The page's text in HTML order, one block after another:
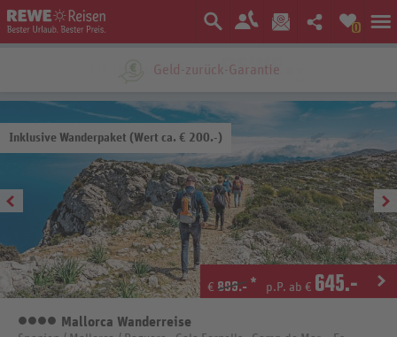
0
Ein Unternehmen der
Inklusive Wanderpaket (Wert ca. € 200.-)
€ 899.- * p.P. ab € 645.-
Mallorca Wanderreise